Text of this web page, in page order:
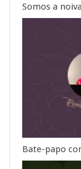
Somos a
Bate-papo